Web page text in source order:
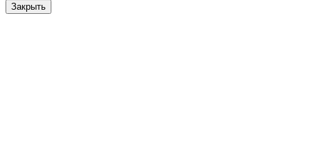
Закрыть